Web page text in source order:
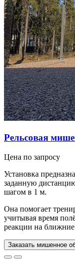
Рельсовая
Цена по запросу
Установка
заданную
шагом в 1 м.
Она помогает
учитывая время
реакции на
Заказать мишенное